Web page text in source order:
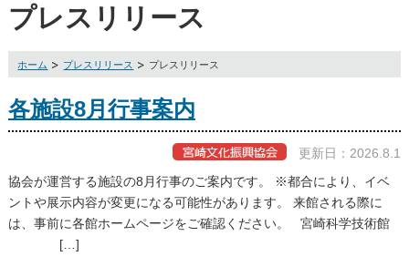
プレスリリース
ホーム プレスリリース プレスリリース
各施設8月行事案内
更新日：2026.8.1
協会が運営する施設の8月行事のご案内です。 ※都合により、イベ
ントや展示内容が変更になる可能性があります。 来館される際に
は、事前に各館ホームページをご確認ください。 宮崎科学技術館
[…]